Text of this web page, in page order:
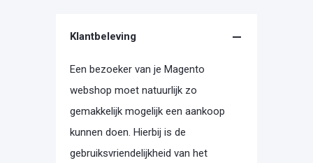
Klantbeleving
Een bezoeker van je Magento
webshop moet natuurlijk zo
gemakkelijk mogelijk een aankoop
kunnen doen. Hierbij is de
gebruiksvriendelijkheid van het